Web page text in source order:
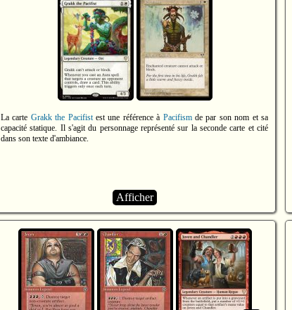
La carte Grakk the Pacifistest une référence à Pacifismde par son nom et sa
capacité statique. Il s'agit du personnage représenté sur la seconde carte et cité
dans son texte d'ambiance.
Afficher